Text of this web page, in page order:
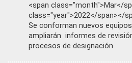
<span class="month">Mar</
class="year">2022</span></
Se conforman nuevos
ampliarán informes de
procesos de designación